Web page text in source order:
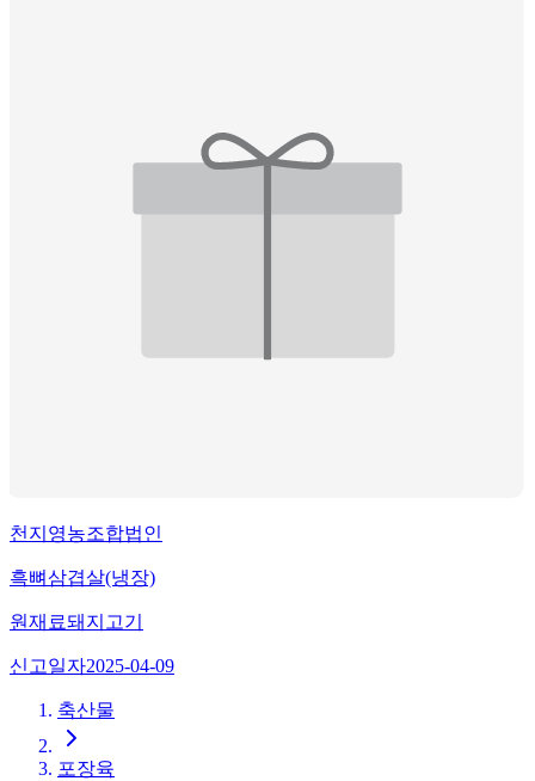
천지영농조합법인
흑뼈삼겹살(냉장)
원재료돼지고기
신고일자2025-04-09
축산물
포장육